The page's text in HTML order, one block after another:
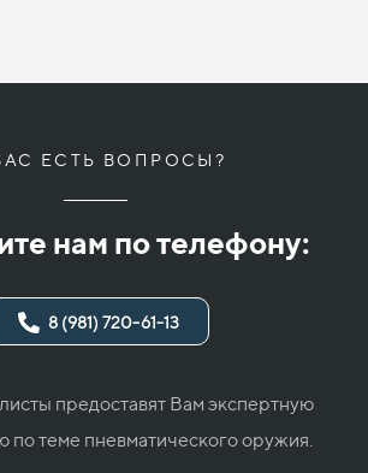
ЕСТЬ ВОПРОСЫ?
нам по телефону:
8 (981) 720-61-13
предоставят Вам экспертную
по теме пневматического оружия.